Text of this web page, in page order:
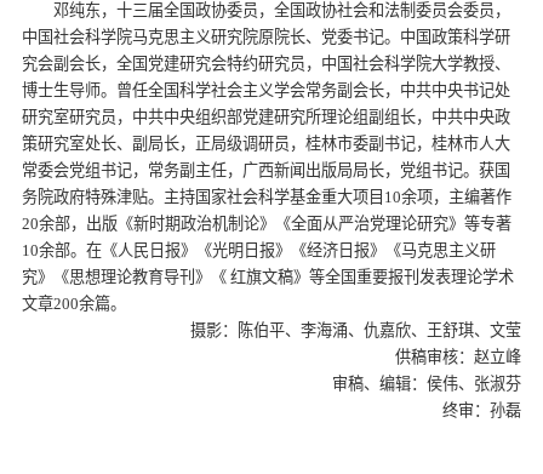
邓纯东，十三届全国政协委员，全国政协社会和法制委员会委员，
中国社会科学院马克思主义研究院原院长、党委书记。中国政策科学研
究会副会长，全国党建研究会特约研究员，中国社会科学院大学教授、
博士生导师。曾任全国科学社会主义学会常务副会长，中共中央书记处
研究室研究员，中共中央组织部党建研究所理论组副组长，中共中央政
策研究室处长、副局长，正局级调研员，桂林市委副书记，桂林市人大
常委会党组书记，常务副主任，广西新闻出版局局长，党组书记。获国
务院政府特殊津贴。主持国家社会科学基金重大项目10余项，主编著作
20余部，出版《新时期政治机制论》《全面从严治党理论研究》等专著
10余部。在《人民日报》《光明日报》《经济日报》《马克思主义研
究》《思想理论教育导刊》《 红旗文稿》等全国重要报刊发表理论学术
文章200余篇。
摄影：陈伯平、李海涌、仇嘉欣、王舒琪、文莹
供稿审核：赵立峰
审稿、编辑：侯伟、张淑芬
终审：孙磊